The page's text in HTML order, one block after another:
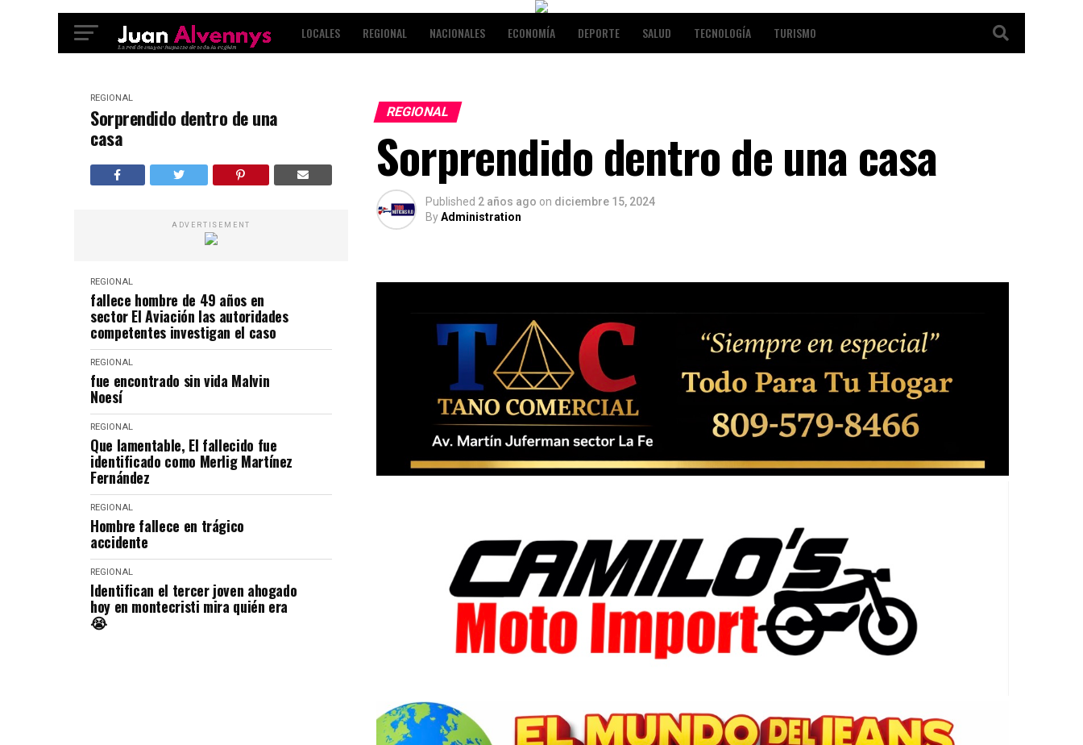
LOCALES REGIONAL NACIONALES ECONOMÍA DEPORTE SALUD TECNOLOGÍA TURISMO
REGIONAL
Sorprendido dentro de una
casa
ADVERTISEMENT
REGIONAL
fallece hombre de 49 años en
sector El Aviación las autoridades
competentes investigan el caso
REGIONAL
fue encontrado sin vida Malvin
Noesí
REGIONAL
Que lamentable, El fallecido fue
identificado como Merlig Martínez
Fernández
REGIONAL
Hombre fallece en trágico
accidente
REGIONAL
Identifican el tercer joven ahogado
hoy en montecristi mira quién era
😭
REGIONAL
Sorprendido dentro de una casa
Published 2 años ago on diciembre 15, 2024
ByAdministration